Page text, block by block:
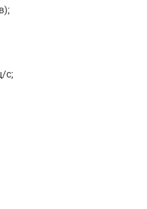
с;